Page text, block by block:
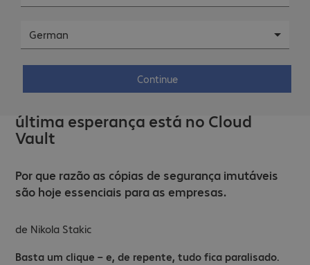
German
Continue
IT-SECURITY - 22 DE MAI. DE 2026
última esperança está no Cloud
Vault
Por que razão as cópias de segurança imutáveis
são hoje essenciais para as empresas.
de Nikola Stakic
Basta um clique – e, de repente, tudo fica paralisado.